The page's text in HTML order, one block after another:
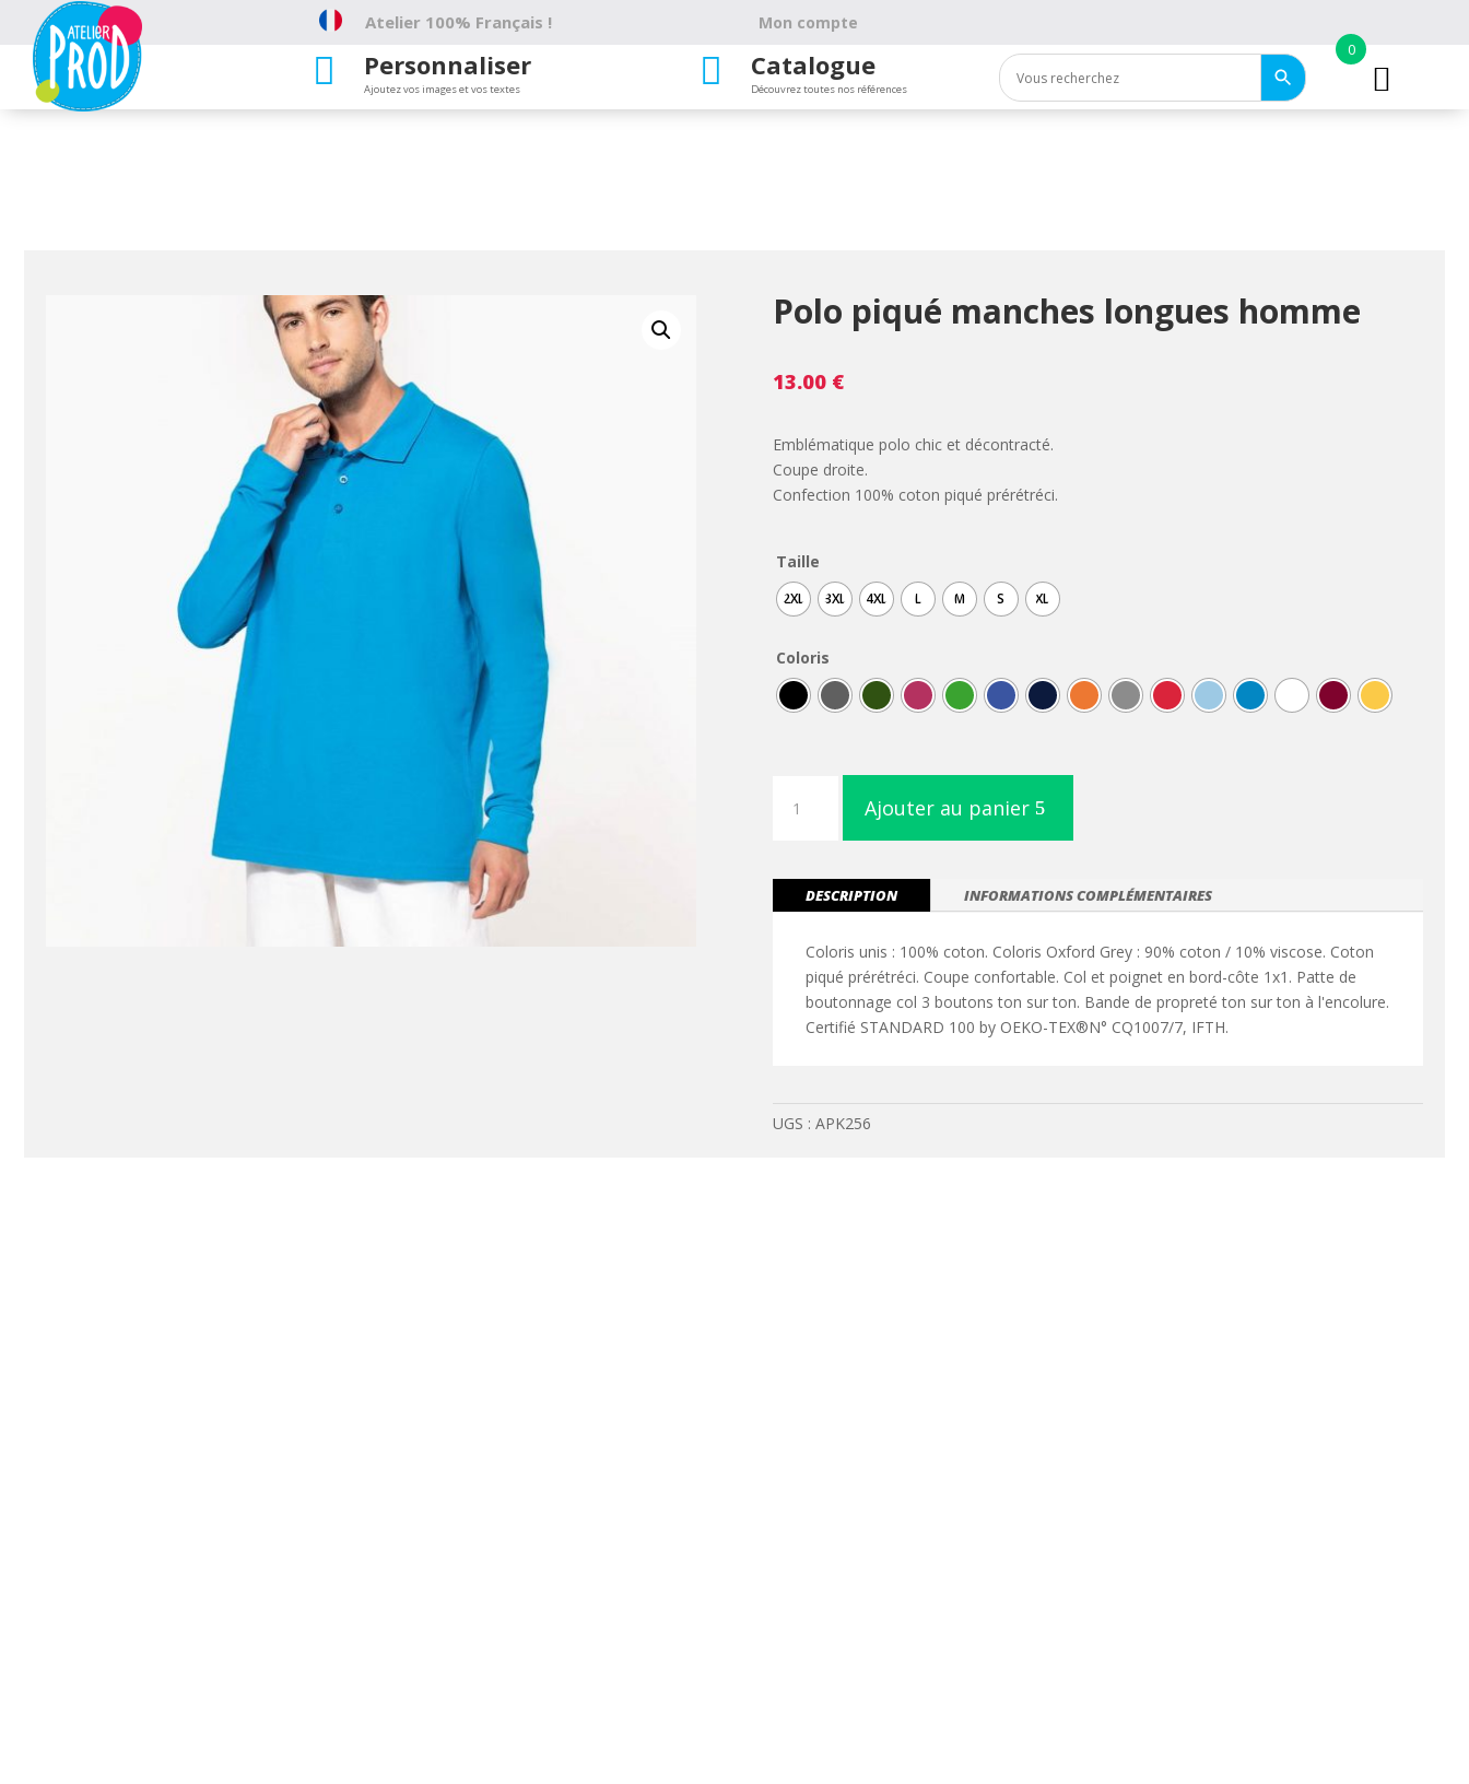
Atelier 100% Français ! Mon compte
 Personnaliser
Ajoutez vos images et vos textes  Catalogue
Découvrez toutes nos références
Polo piqué manches longues homme
13.00 €
Emblématique polo chic et décontracté.
Coupe droite.
Confection 100% coton piqué prérétréci.
Taille
2XL 3XL 4XL L M S XL
Coloris
manches
longues
Ajouter au panier
DESCRIPTION INFORMATIONS COMPLÉMENTAIRES
Coloris unis : 100% coton. Coloris Oxford Grey : 90% coton / 10% viscose. Coton
piqué prérétréci. Coupe confortable. Col et poignet en bord-côte 1x1. Patte de
boutonnage col 3 boutons ton sur ton. Bande de propreté ton sur ton à l'encolure.
Certifié STANDARD 100 by OEKO-TEX®N° CQ1007/7, IFTH.
UGS : APK256
0